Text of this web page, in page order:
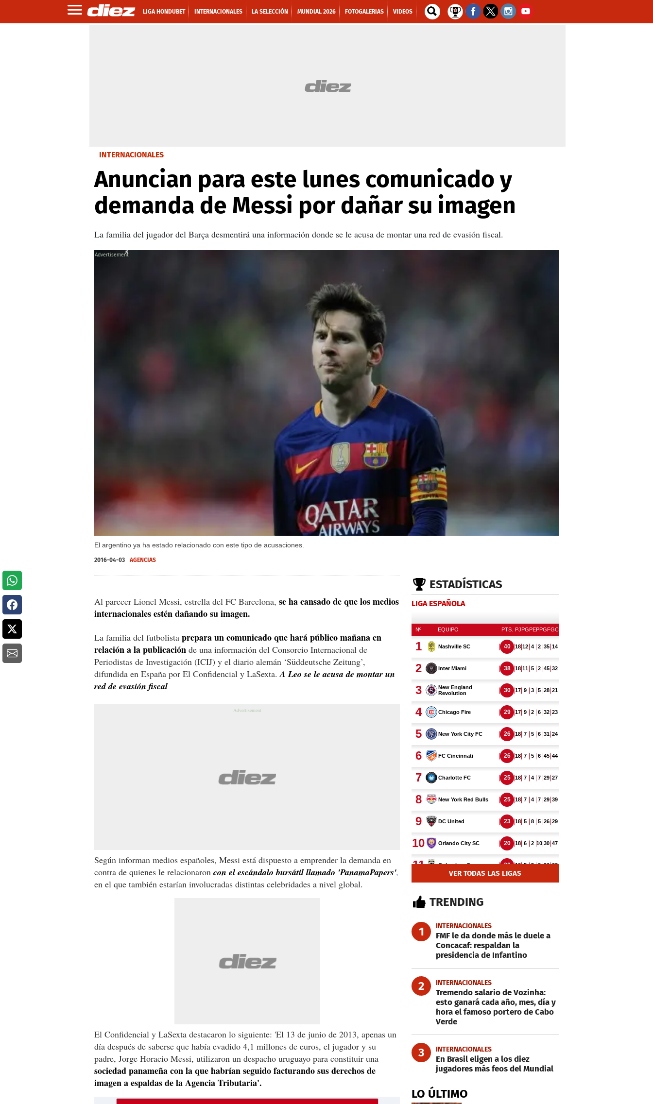
LIGA HONDUBET INTERNACIONALES LA SELECCIÓN MUNDIAL 2026 FOTOGALERIAS VIDEOS
INTERNACIONALES
Anuncian para este lunes comunicado y
demanda de Messi por dañar su imagen
La familia del jugador del Barça desmentirá una información donde se le acusa de montar una red de evasión fiscal.
El argentino ya ha estado relacionado con este tipo de acusaciones.
X
2016-04-03 AGENCIAS
Al parecer Lionel Messi, estrella del FC Barcelona, se ha cansado de que los medios
internacionales estén dañando su imagen.
La familia del futbolista prepara un comunicado que hará público mañana en
relación a la publicación de una información del Consorcio Internacional de
Periodistas de Investigación (ICIJ) y el diario alemán ‘Süddeutsche Zeitung’,
difundida en España por El Confidencial y LaSexta. A Leo se le acusa de montar un
red de evasión fiscal
Según informan medios españoles, Messi está dispuesto a emprender la demanda en
contra de quienes le relacionaron con el escándalo bursátil llamado 'PanamaPapers',
en el que también estarían involucradas distintas celebridades a nivel global.
El Confidencial y LaSexta destacaron lo siguiente: 'El 13 de junio de 2013, apenas un
día después de saberse que había evadido 4,1 millones de euros, el jugador y su
padre, Jorge Horacio Messi, utilizaron un despacho uruguayo para constituir una
sociedad panameña con la que habrían seguido facturando sus derechos de
imagen a espaldas de la Agencia Tributaria'.
ESTADÍSTICAS
LIGA ESPAÑOLA
VER TODAS LAS LIGAS
TRENDING
1 INTERNACIONALES
FMF le da donde más le duele a
Concacaf: respaldan la
presidencia de Infantino
2 INTERNACIONALES
Tremendo salario de Vozinha:
esto ganará cada año, mes, día y
hora el famoso portero de Cabo
Verde
3 INTERNACIONALES
En Brasil eligen a los diez
jugadores más feos del Mundial
LO ÚLTIMO